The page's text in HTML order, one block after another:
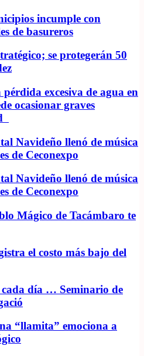
incumple con
de basureros
se protegerán 50
excesiva de agua en
ocasionar graves
Navideño llenó de música
de Ceconexpo
Navideño llenó de música
de Ceconexpo
Mágico de Tacámbaro te
el costo más bajo del
día … Seminario de
“llamita” emociona a